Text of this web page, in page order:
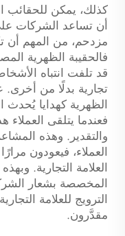
كذلك، يمكن للحقائب
أن تساعد الشركات
مزدحم، من المهم أن
فالحقيبة الظهرية
قد تلفت انتباه
تجارية بدلًا من أخرى.
الظهرية كهدايا يُحدث
فعندما يتلقى العملاء
والتقدير. وهذه
العملاء، فيعودون
العلامة التجارية.
المخصصة بشعار
الترويج للعلامة
مقدَّرون.